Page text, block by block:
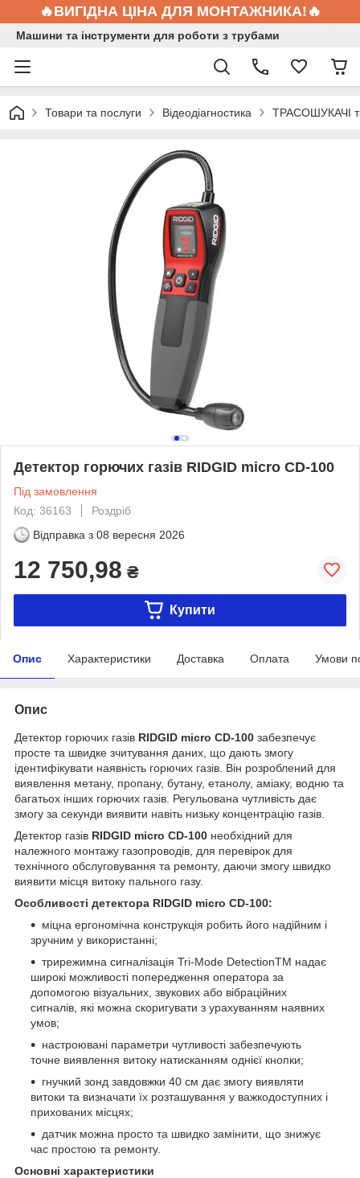
🔥ВИГІДНА ЦІНА ДЛЯ МОНТАЖНИКА!🔥
Машини та інструменти для роботи з трубами
Товари та послуги Відеодіагностика ТРАСОШУКАЧІ
Детектор горючих газів RIDGID micro CD-100
Під замовлення
Код: 36163
Роздріб
Відправка з 08 вересня 2026
12 750,98 ₴
Купити
Опис Характеристики Доставка Оплата Умови
Опис
Детектор горючих газів RIDGID micro CD-100 забезпечує
просте та швидке зчитування даних, що дають змогу
ідентифікувати наявність горючих газів. Він розроблений для
виявлення метану, пропану, бутану, етанолу, аміаку, водню та
багатьох інших горючих газів. Регульована чутливість дає
змогу за секунди виявити навіть низьку концентрацію газів.
Детектор газів RIDGID micro CD-100 необхідний для
належного монтажу газопроводів, для перевірок для
технічного обслуговування та ремонту, даючи змогу швидко
виявити місця витоку пального газу.
Особливості детектора RIDGID micro CD-100:
міцна ергономічна конструкція робить його надійним і
зручним у використанні;
трирежимна сигналізація Tri-Mode DetectionTM надає
широкі можливості попередження оператора за
допомогою візуальних, звукових або вібраційних
сигналів, які можна скоригувати з урахуванням наявних
умов;
настроювані параметри чутливості забезпечують
точне виявлення витоку натисканням однієї кнопки;
гнучкий зонд завдовжки 40 см дає змогу виявляти
витоки та визначати їх розташування у важкодоступних і
прихованих місцях;
датчик можна просто та швидко замінити, що знижує
час простою та ремонту.
Основні характеристики